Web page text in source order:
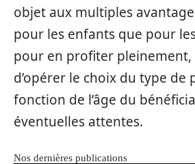
objet aux multiples
pour les enfants que pour
pour en profiter
d’opérer le choix du type de
fonction de l’âge du
éventuelles attentes.
Nos dernières publications